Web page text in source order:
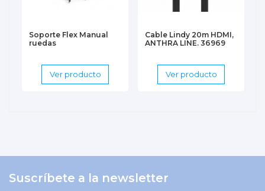
Soporte Flex Manual
ruedas
Ver producto
Cable Lindy 20m HDMI,
ANTHRA LINE. 36969
Ver producto
Suscríbete a la newsletter